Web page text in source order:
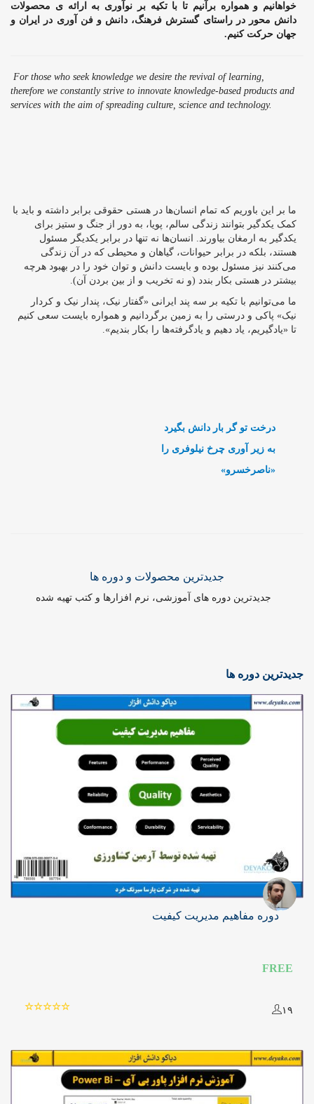
خواهانیم و همواره برآنیم تا با تکیه بر نوآوری به ارائه ی محصولات
دانش محور در راستای گسترش فرهنگ، دانش و فن آوری در ایران و
جهان حرکت کنیم.
For those who seek knowledge we desire the revival of learning,
therefore we constantly strive to innovate knowledge-based products and
services with the aim of spreading culture, science and technology.
ما بر این باوریم که تمام انسان‌ها در هستی حقوقی برابر داشته و باید با
کمک یکدگیر بتوانند زندگی سالم، پویا، به دور از جنگ و ستیز برای
یکدگیر به ارمغان بیاورند. انسان‌ها نه تنها در برابر یکدیگر مسئول
هستند، بلکه در برابر حیوانات، گیاهان و محیطی که در آن زندگی
می‌کنند نیز مسئول بوده و بایست دانش و توان خود را در بهبود هرچه
بیشتر در هستی بکار بندد (و نه تخریب و از بین بردن آن).
ما می‌توانیم با تکیه بر سه پند ایرانی «گفتار نیک، پندار نیک و کردار
نیک» پاکی و درستی را به زمین برگردانیم و همواره بایست سعی کنیم
تا «یادگیریم، یاد دهیم و یادگرفته‌ها را بکار بندیم».
درخت تو گر بار دانش بگیرد
به زیر آوری چرخ نیلوفری را
«ناصرخسرو»
جدیدترین محصولات و دوره ها
جدیدترین دوره های آموزشی، نرم افزارها و کتب تهیه شده
جدیدترین دوره ها
دوره مفاهیم مدیریت کیفیت
FREE
۱۹